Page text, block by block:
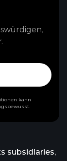
subsidiaries,
kann